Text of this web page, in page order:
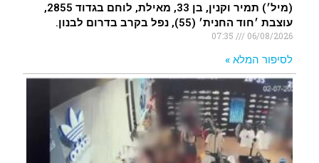
(מיל׳) תמיר וקנין, בן 33, מאילת, לוחם בגדוד 2855,
עוצבת ׳חוד החנית׳ (55), נפל בקרב בדרום לבנון.
06/08/2026
לסיפור המלא »